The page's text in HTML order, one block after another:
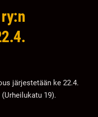
järjestetään ke 22.4.
19).